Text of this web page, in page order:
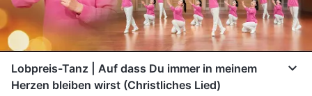
Lobpreis-Tanz | Auf dass Du immer in meinem
Herzen bleiben wirst (Christliches Lied)